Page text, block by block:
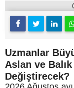
Uzmanlar
Aslan ve
Değiştirecek?